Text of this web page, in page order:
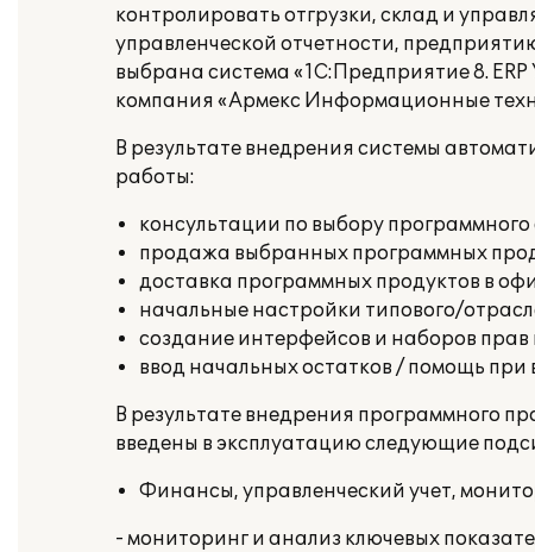
контролировать отгрузки, склад и
управленческой отчетности,
выбрана система «1С:Предприятие 8. ERP
компания «Армекс Информационные
В результате внедрения системы
работы:
консультации по выбору
продажа выбранных программных
доставка программных продуктов в
начальные настройки типового/
создание интерфейсов и наборов прав
ввод начальных остатков / помощь при
В результате внедрения программного
введены в эксплуатацию следующие
Финансы, управленческий учет,
- мониторинг и анализ ключевых